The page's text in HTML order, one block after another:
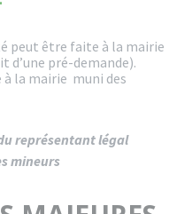
peut être faite à la mairie
d’une pré-demande).
à la mairie muni des
représentant légal
mineurs